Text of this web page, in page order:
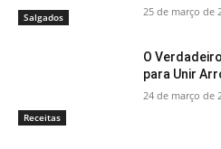
Salgados 25 de março de
Receitas
O
para Unir
24 de março de